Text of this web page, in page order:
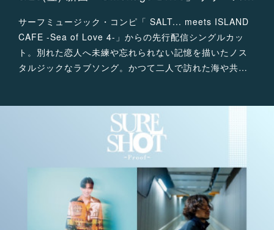
サーフミュージック・コンピ「 SALT... meets ISLAND
CAFE -Sea of Love 4-」からの先行配信シングルカッ
ト。別れた恋人へ未練や忘れられない記憶を描いたノス
タルジックなラブソング。かつて二人で訪れた海や共…